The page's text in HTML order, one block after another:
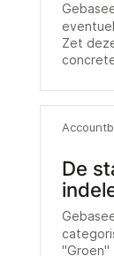
Zet
De
"Groen"